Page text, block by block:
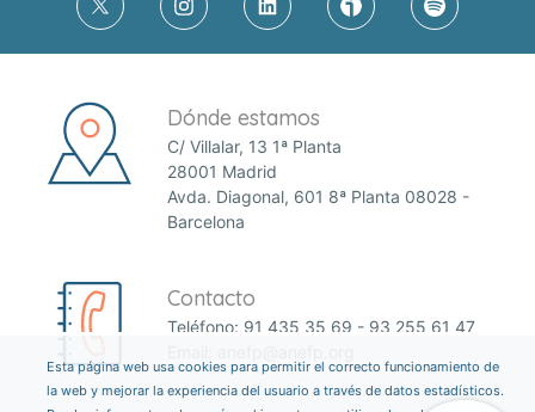
Dónde estamos
C/ Villalar, 13 1ª Planta
28001 Madrid
Avda. Diagonal, 601 8ª Planta 08028 -
Barcelona
Contacto
Teléfono: 91 435 35 69 - 93 255 61 47
Esta página web usa cookies para permitir el correcto funcionamiento de
la web y mejorar la experiencia del usuario a través de datos estadísticos.